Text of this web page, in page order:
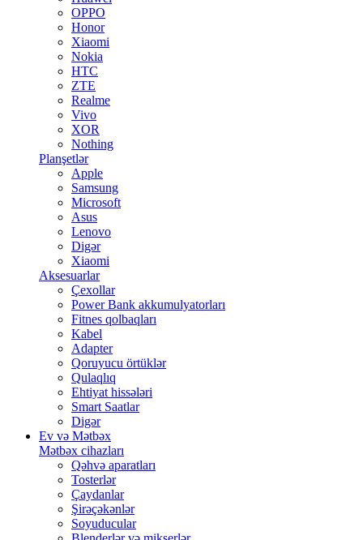
OPPO
Honor
Xiaomi
Nokia
HTC
ZTE
Realme
Vivo
XOR
Nothing
Planşetlər
Apple
Samsung
Microsoft
Asus
Lenovo
Digər
Xiaomi
Aksesuarlar
Çexollar
Power Bank akkumulyatorları
Fitnes qolbaqları
Kabel
Adapter
Qoruyucu örtüklər
Qulaqlıq
Ehtiyat hissələri
Smart Saatlar
Digər
Ev və Mətbəx
Mətbəx cihazları
Qəhvə aparatları
Tosterlər
Çaydanlar
Şirəçəkənlər
Soyuducular